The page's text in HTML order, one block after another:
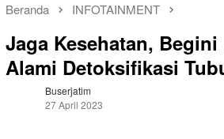
Beranda INFOTAINMENT
Jaga Kesehatan, Begini
Alami Detoksifikasi
Buserjatim
27 April 2023